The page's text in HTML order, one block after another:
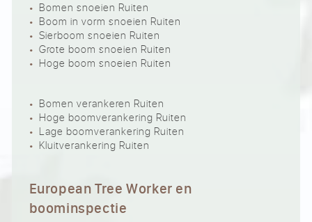
Bomen snoeien Ruiten
Boom in vorm snoeien Ruiten
Sierboom snoeien Ruiten
Grote boom snoeien Ruiten
Hoge boom snoeien Ruiten
Bomen verankeren Ruiten
Hoge boomverankering Ruiten
Lage boomverankering Ruiten
Kluitverankering Ruiten
European Tree Worker en
boominspectie